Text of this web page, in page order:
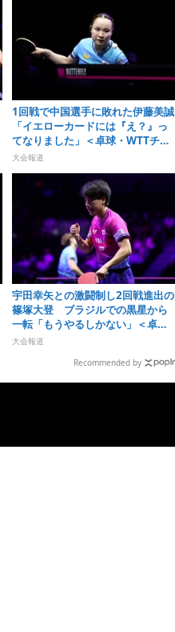
1回戦で中国選手に敗れた伊藤美誠
「イエローカードには『え？』っ
てなりました」＜卓球・WTTチャ
ンピオンズ横浜2026＞
大会報道
宇田幸矢との激闘制し2回戦進出の
篠塚大登 ブラジルでの黒星から
一転「もうやるしかない」＜卓
球・WTTチャンピオンズ横浜2026
大会報道
Recommended by